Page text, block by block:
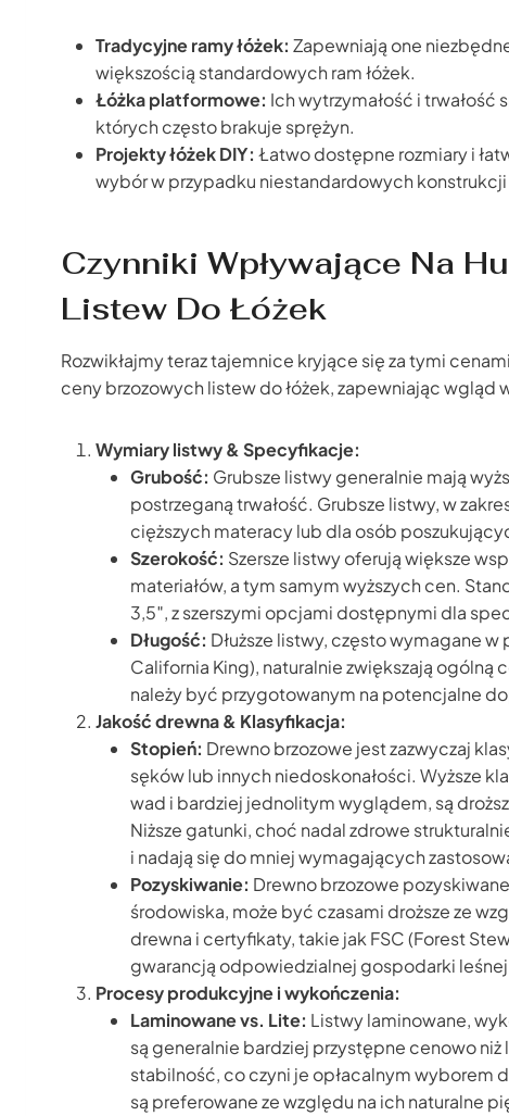
Tradycyjne ramy łóżek: Zapewniają one
większością standardowych ram łóżek.
Łóżka platformowe: Ich wytrzymałość i trwałość
których często brakuje sprężyn.
Projekty łóżek DIY: Łatwo dostępne rozmiary i
wybór w przypadku niestandardowych konstrukcji
Czynniki Wpływające Na
Listew Do Łóżek
Rozwikłajmy teraz tajemnice kryjące się za tymi
ceny brzozowych listew do łóżek, zapewniając
Wymiary listwy & Specyfikacje:
Grubość: Grubsze listwy generalnie mają
postrzeganą trwałość. Grubsze listwy, w
cięższych materacy lub dla osób
Szerokość: Szersze listwy oferują większe
materiałów, a tym samym wyższych cen.
3,5″, z szerszymi opcjami dostępnymi dla
Długość: Dłuższe listwy, często wymagane
California King), naturalnie zwiększają ogólną
należy być przygotowanym na potencjalne
Jakość drewna & Klasyfikacja:
Stopień: Drewno brzozowe jest zazwyczaj
sęków lub innych niedoskonałości. Wyższe
wad i bardziej jednolitym wyglądem, są
Niższe gatunki, choć nadal zdrowe
i nadają się do mniej wymagających
Pozyskiwanie: Drewno brzozowe
środowiska, może być czasami droższe ze
drewna i certyfikaty, takie jak FSC (Forest
gwarancją odpowiedzialnej gospodarki
Procesy produkcyjne i wykończenia:
Laminowane vs. Lite: Listwy laminowane,
są generalnie bardziej przystępne cenowo
stabilność, co czyni je opłacalnym wyborem
są preferowane ze względu na ich naturalne